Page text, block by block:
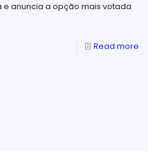
e anuncia a opção mais votada
Read more